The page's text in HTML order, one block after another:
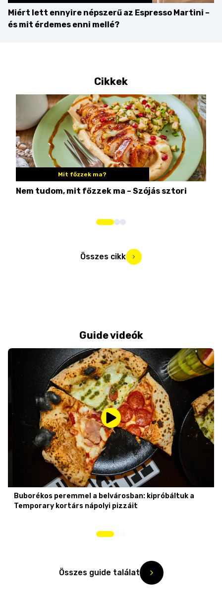
Miért lett ennyire népszerű az Espresso Martini –
és mit érdemes enni mellé?
Cikkek
Mit főzzek ma?
Nem tudom, mit főzzek ma – Szójás sztori
Összes cikk
Guide videók
Buborékos peremmel a belvárosban: kipróbáltuk a
Temporary kortárs nápolyi pizzáit
Összes guide találat